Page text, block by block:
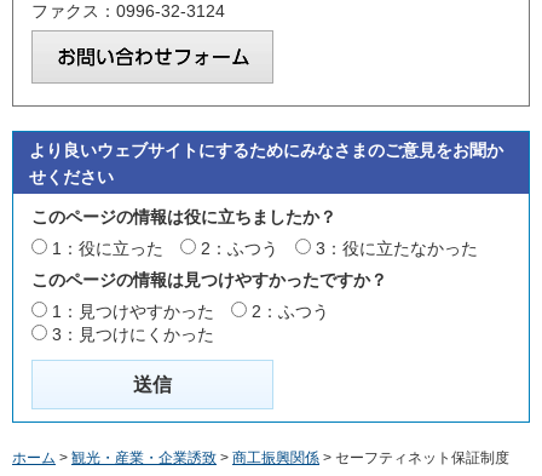
ファクス：0996-32-3124
より良いウェブサイトにするためにみなさまのご意見をお聞か
せください
このページの情報は役に立ちましたか？
1：役に立った
2：ふつう
3：役に立たなかった
このページの情報は見つけやすかったですか？
1：見つけやすかった
2：ふつう
3：見つけにくかった
ホーム > 観光・産業・企業誘致 > 商工振興関係 > セーフティネット保証制度